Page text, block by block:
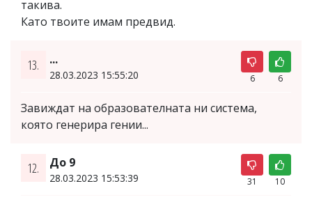
такива.
Като твоите имам предвид.
13. ...
28.03.2023 15:55:20 6 6
Завиждат на образователната ни система,
която генерира гении...
12. До 9
28.03.2023 15:53:39 31 10